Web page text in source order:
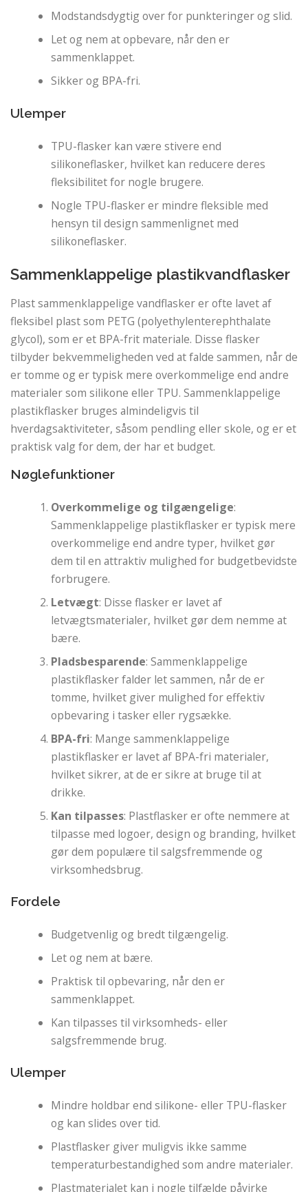
Modstandsdygtig over for punkteringer og slid.
Let og nem at opbevare, når den er
sammenklappet.
Sikker og BPA-fri.
Ulemper
TPU-flasker kan være stivere end
silikoneflasker, hvilket kan reducere deres
fleksibilitet for nogle brugere.
Nogle TPU-flasker er mindre fleksible med
hensyn til design sammenlignet med
silikoneflasker.
Sammenklappelige plastikvandflasker
Plast sammenklappelige vandflasker er ofte lavet af
fleksibel plast som PETG (polyethylenterephthalate
glycol), som er et BPA-frit materiale. Disse flasker
tilbyder bekvemmeligheden ved at falde sammen, når de
er tomme og er typisk mere overkommelige end andre
materialer som silikone eller TPU. Sammenklappelige
plastikflasker bruges almindeligvis til
hverdagsaktiviteter, såsom pendling eller skole, og er et
praktisk valg for dem, der har et budget.
Nøglefunktioner
Overkommelige og tilgængelige:
Sammenklappelige plastikflasker er typisk mere
overkommelige end andre typer, hvilket gør
dem til en attraktiv mulighed for budgetbevidste
forbrugere.
Letvægt: Disse flasker er lavet af
letvægtsmaterialer, hvilket gør dem nemme at
bære.
Pladsbesparende: Sammenklappelige
plastikflasker falder let sammen, når de er
tomme, hvilket giver mulighed for effektiv
opbevaring i tasker eller rygsække.
BPA-fri: Mange sammenklappelige
plastikflasker er lavet af BPA-fri materialer,
hvilket sikrer, at de er sikre at bruge til at
drikke.
Kan tilpasses: Plastflasker er ofte nemmere at
tilpasse med logoer, design og branding, hvilket
gør dem populære til salgsfremmende og
virksomhedsbrug.
Fordele
Budgetvenlig og bredt tilgængelig.
Let og nem at bære.
Praktisk til opbevaring, når den er
sammenklappet.
Kan tilpasses til virksomheds- eller
salgsfremmende brug.
Ulemper
Mindre holdbar end silikone- eller TPU-flasker
og kan slides over tid.
Plastflasker giver muligvis ikke samme
temperaturbestandighed som andre materialer.
Plastmaterialet kan i nogle tilfælde påvirke